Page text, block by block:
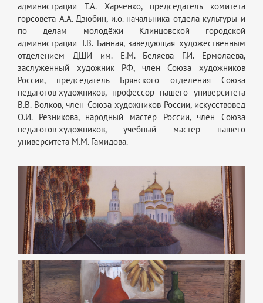
администрации Т.А. Харченко, председатель комитета
горсовета А.А. Дзюбин, и.о. начальника отдела культуры и
по делам молодёжи Клинцовской городской
администрации Т.В. Банная, заведующая художественным
отделением ДШИ им. Е.М. Беляева Г.И. Ермолаева,
заслуженный художник РФ, член Союза художников
России, председатель Брянского отделения Союза
педагогов-художников, профессор нашего университета
В.В. Волков, член Союза художников России, искусствовед
О.И. Резникова, народный мастер России, член Союза
педагогов-художников, учебный мастер нашего
университета М.М. Гамидова.